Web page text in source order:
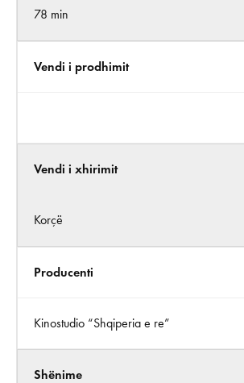
78 min
Vendi i prodhimit
Vendi i xhirimit
Korçë
Producenti
Kinostudio “Shqiperia e re”
Shënime